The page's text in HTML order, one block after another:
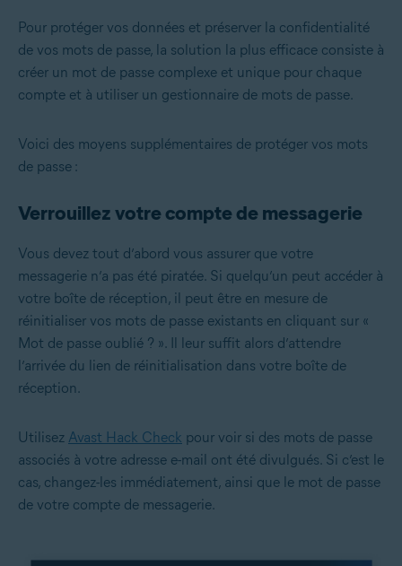
Pour protéger vos données et préserver la confidentialité
de vos mots de passe, la solution la plus efficace consiste à
créer un mot de passe complexe et unique pour chaque
compte et à utiliser un gestionnaire de mots de passe.
Voici des moyens supplémentaires de protéger vos mots
de passe :
Verrouillez votre compte de messagerie
Vous devez tout d’abord vous assurer que votre
messagerie n’a pas été piratée. Si quelqu’un peut accéder à
votre boîte de réception, il peut être en mesure de
réinitialiser vos mots de passe existants en cliquant sur «
Mot de passe oublié ? ». Il leur suffit alors d’attendre
l’arrivée du lien de réinitialisation dans votre boîte de
réception.
Utilisez Avast Hack Check pour voir si des mots de passe
associés à votre adresse e-mail ont été divulgués. Si c’est le
cas, changez-les immédiatement, ainsi que le mot de passe
de votre compte de messagerie.